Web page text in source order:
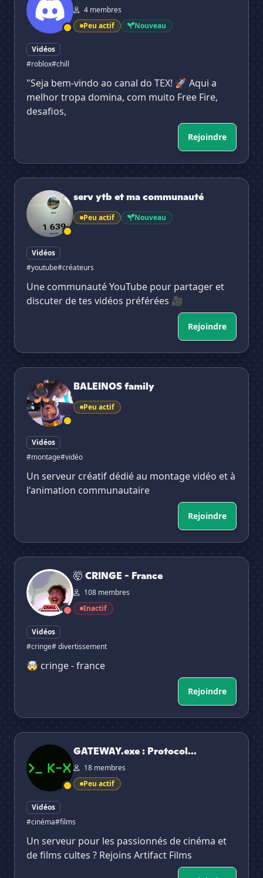
4 membres
Peu actif
Nouveau
Vidéos
#roblox#chill
"Seja bem-vindo ao canal do TEX! 🚀 Aqui a
melhor tropa domina, com muito Free Fire,
desafios,
Rejoindre
serv ytb et ma communauté
serv ytb et ma communauté
Peu actif Nouveau
Vidéos
#youtube#créateurs
Une communauté YouTube pour partager et
discuter de tes vidéos préférées 🎥
Rejoindre
BALEINOS family
BALEINOS family
Peu actif
Vidéos
#montage#vidéo
Un serveur créatif dédié au montage vidéo et à
l'animation communautaire
Rejoindre
🤯 CRINGE - France
🤯 CRINGE - France
108 membres
Inactif
Vidéos
#cringe# divertissement
🤯 cringe - france
Rejoindre
GATEWAY.exe : Protocol K-X
GATEWAY.exe : Protocol...
18 membres
Peu actif
Vidéos
#cinéma#films
Un serveur pour les passionnés de cinéma et
de films cultes ? Rejoins Artifact Films